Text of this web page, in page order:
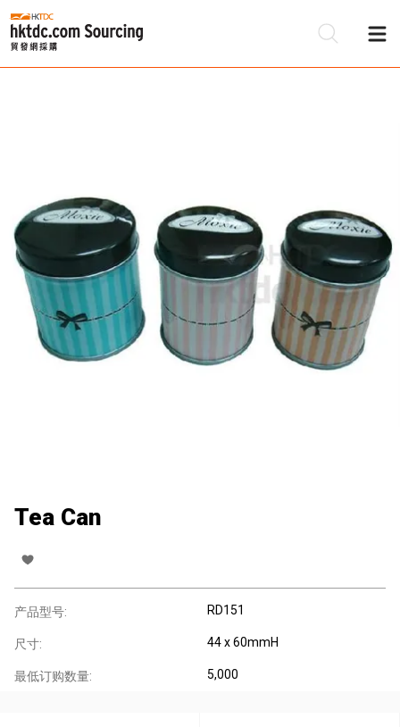
Tea Can
产品型号: RD151
尺寸: 44 x 60mmH
最低订购数量: 5,000